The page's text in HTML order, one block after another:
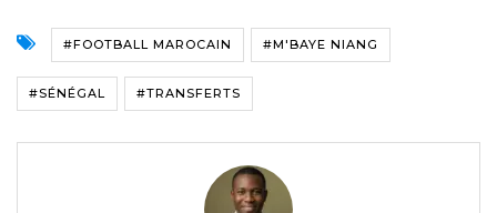
#FOOTBALL MAROCAIN #M'BAYE NIANG
#SÉNÉGAL #TRANSFERTS